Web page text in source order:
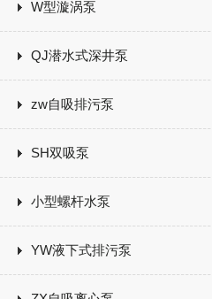
W型漩涡泵
QJ潜水式深井泵
zw自吸排污泵
SH双吸泵
小型螺杆水泵
YW液下式排污泵